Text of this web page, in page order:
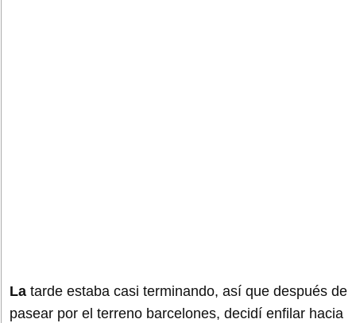
La tarde estaba casi terminando, así que después de
pasear por el terreno barcelones, decidí enfilar hacia